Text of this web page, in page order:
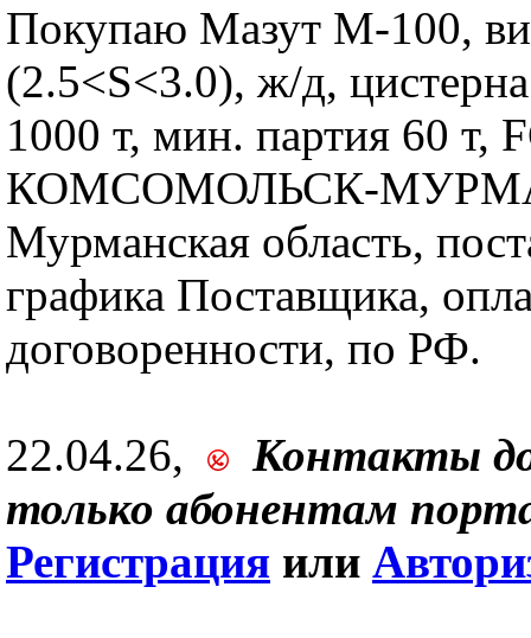
Покупаю Мазут М-100,
(2.5<S<3.0), ж/д, цистерна
1000 т, мин. партия 60 т,
КОМСОМОЛЬСК-
Мурманская область,
графика Поставщика,
договоренности, по РФ.
22.04.26,
Контакты
только абонентам
Регистрация или